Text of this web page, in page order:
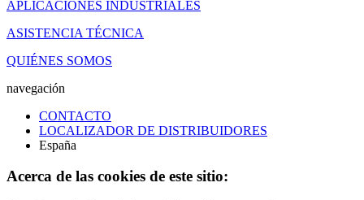
APLICACIONES INDUSTRIALES
ASISTENCIA TÉCNICA
QUIÉNES SOMOS
navegación
CONTACTO
LOCALIZADOR DE DISTRIBUIDORES
España
Acerca de las cookies de este sitio: